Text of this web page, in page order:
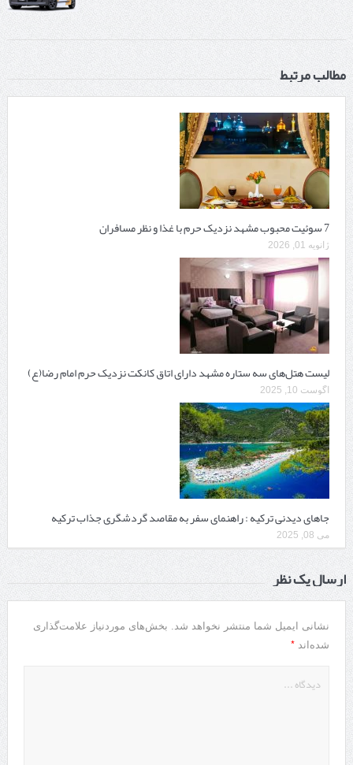
مطالب مرتبط
7 سوئیت محبوب مشهد نزدیک حرم با غذا و نظر مسافران
ژانویه 01, 2026
لیست هتل‌های سه ستاره مشهد دارای اتاق کانکت نزدیک حرم امام رضا(ع)
آگوست 10, 2025
جاهای دیدنی ترکیه : راهنمای سفر به مقاصد گردشگری جذاب ترکیه
می 08, 2025
ارسال یک نظر
نشانی ایمیل شما منتشر نخواهد شد.
بخش‌های موردنیاز علامت‌گذاری
شده‌اند *